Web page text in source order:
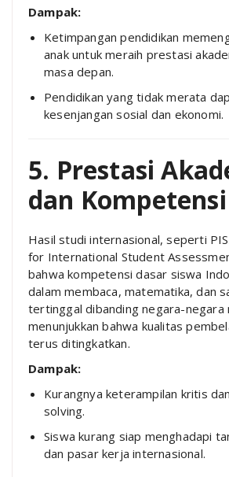
Dampak:
Ketimpangan pendidikan
anak untuk meraih prestasi
masa depan.
Pendidikan yang tidak merata
kesenjangan sosial dan ekonomi.
5. Prestasi
dan
Hasil studi internasional, seperti
for International Student
bahwa kompetensi dasar siswa
dalam membaca, matematika, dan
tertinggal dibanding negara-negara
menunjukkan bahwa kualitas
terus ditingkatkan.
Dampak:
Kurangnya keterampilan kritis
solving.
Siswa kurang siap menghadapi
dan pasar kerja internasional.